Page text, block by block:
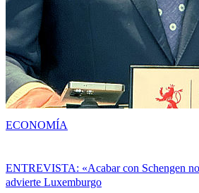
ENTREVISTA: «Acabar con Schengen
advierte Luxemburgo
ECONOMÍA